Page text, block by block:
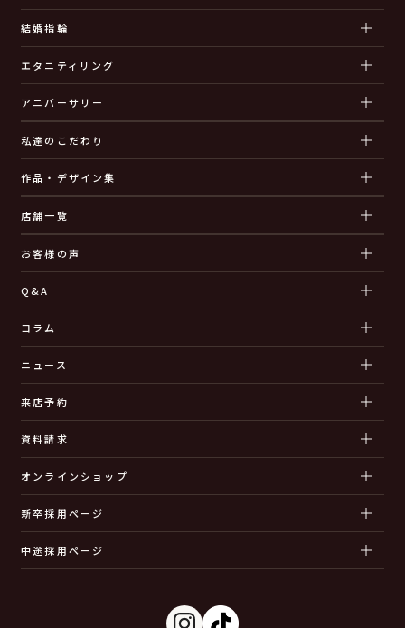
結婚指輪
エタニティリング
アニバーサリー
私達のこだわり
作品・デザイン集
店舗一覧
お客様の声
Q&A
コラム
ニュース
来店予約
資料請求
オンラインショップ
新卒採用ページ
中途採用ページ